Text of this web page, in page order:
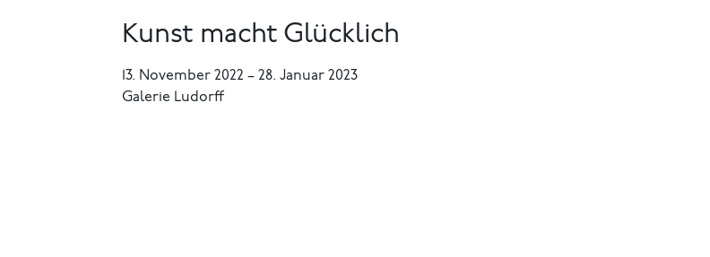
Kunst macht Glücklich
13. November 2022 – 28. Januar 2023
Galerie Ludorff